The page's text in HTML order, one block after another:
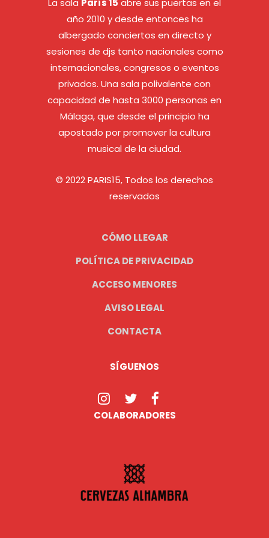
La sala París 15 abre sus puertas en el
año 2010 y desde entonces ha
albergado conciertos en directo y
sesiones de djs tanto nacionales como
internacionales, congresos o eventos
privados. Una sala polivalente con
capacidad de hasta 3000 personas en
Málaga, que desde el principio ha
apostado por promover la cultura
musical de la ciudad.
© 2022 PARIS15, Todos los derechos
reservados
CÓMO LLEGAR
POLÍTICA DE PRIVACIDAD
ACCESO MENORES
AVISO LEGAL
CONTACTA
SÍGUENOS
COLABORADORES